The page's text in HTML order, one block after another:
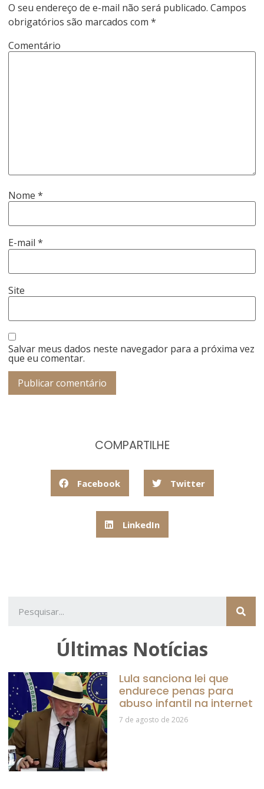
O seu endereço de e-mail não será publicado. Campos
obrigatórios são marcados com*
Comentário
Nome*
E-mail*
Site
Salvar meus dados neste navegador para a próxima vez
que eu comentar.
COMPARTILHE
Facebook Twitter
LinkedIn
Últimas Notícias
Lula sanciona lei que
endurece penas para
abuso infantil na internet
7 de agosto de 2026